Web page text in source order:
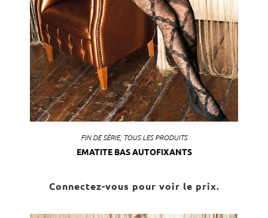
FIN DE SÉRIE, TOUS LES PRODUITS
EMATITE BAS AUTOFIXANTS
Connectez-vous pour voir le prix.